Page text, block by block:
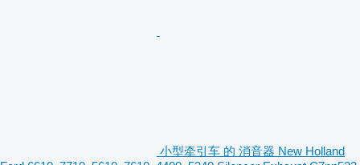
小型牵引车 的 消音器 New Holland